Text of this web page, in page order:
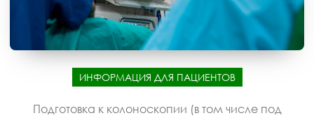
ИНФОРМАЦИЯ ДЛЯ ПАЦИЕНТОВ
Подготовка к колоноскопии (в том числе под